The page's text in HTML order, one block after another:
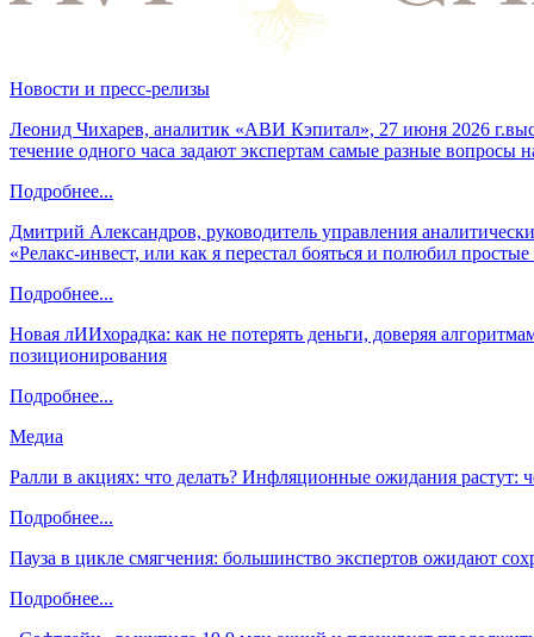
Новости и пресс-релизы
Леонид Чихарев, аналитик «АВИ Кэпитал», 27 июня 2026
течение одного часа задают экспертам самые разные вопросы
Подробнее...
Дмитрий Александров, руководитель управления
«Релакс-инвест, или как я перестал бояться и полюбил
Подробнее...
Новая лИИхорадка: как не потерять деньги, доверяя
позиционирования
Подробнее...
Медиа
Ралли в акциях: что делать? Инфляционные ожидания
Подробнее...
Пауза в цикле смягчения: большинство экспертов ожидают
Подробнее...